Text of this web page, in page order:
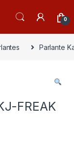
0
Parlante
FREAK